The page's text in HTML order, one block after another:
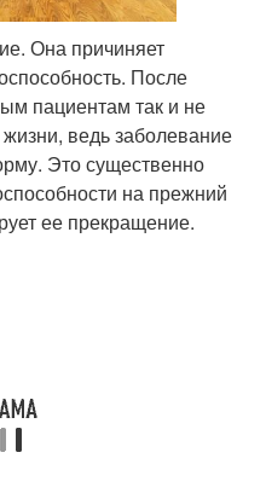
Она причиняет
После
пациентам так и не
ведь заболевание
Это существенно
на прежний
ее прекращение.